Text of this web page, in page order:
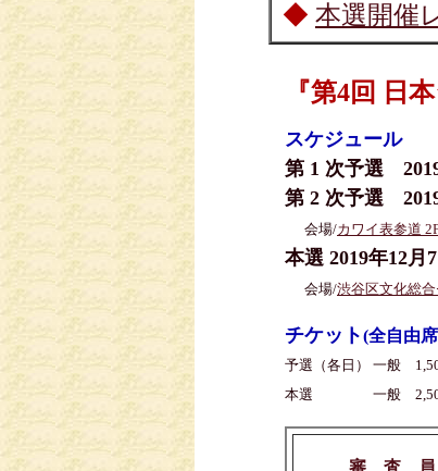
◆ 本選開催
『第4回 日
スケジュール
第 1 次予選
第 2 次予選
会場/カワイ表参道
本選 2019年12月
会場/渋谷区文化総
チケット(全自由
予選（各日） 一般
本選 一般
審 査 員